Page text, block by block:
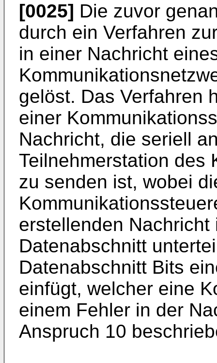
[0025] Die zuvor
durch ein Verfahren
in einer Nachricht
gelöst. Das Verfahren
einer
Nachricht, die seriell
Teilnehmerstation des
zu senden ist, wobei
erstellenden
Datenabschnitt
Datenabschnitt Bits
einfügt, welcher eine
einem Fehler in der
Anspruch 10